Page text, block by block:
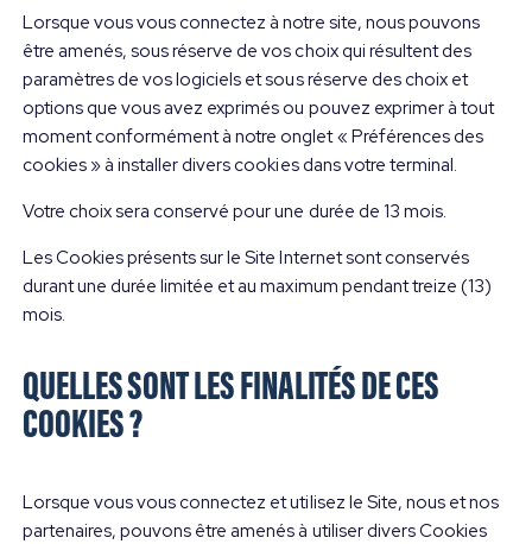
Lorsque vous vous connectez à notre site, nous pouvons
être amenés, sous réserve de vos choix qui résultent des
paramètres de vos logiciels et sous réserve des choix et
options que vous avez exprimés ou pouvez exprimer à tout
moment conformément à notre onglet « Préférences des
cookies » à installer divers cookies dans votre terminal.
Votre choix sera conservé pour une durée de 13 mois.
Les Cookies présents sur le Site Internet sont conservés
durant une durée limitée et au maximum pendant treize (13)
mois.
QUELLES SONT LES FINALITÉS DE CES
COOKIES ?
Lorsque vous vous connectez et utilisez le Site, nous et nos
partenaires, pouvons être amenés à utiliser divers Cookies